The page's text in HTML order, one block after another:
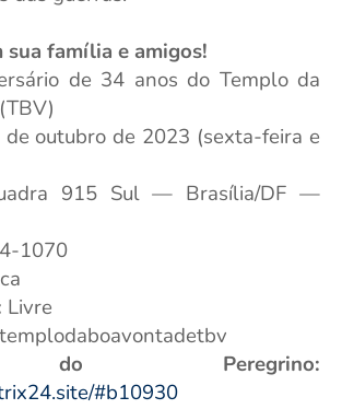
sua família e amigos!
de 34 anos do Templo da
outubro de 2023 (sexta-feira e
915 Sul — Brasília/DF —
1070
Livre
Peregrino:
#b10930